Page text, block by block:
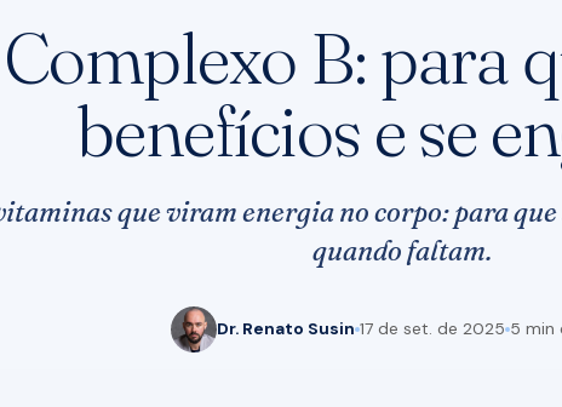
Complexo B: para
benefícios e se
que viram energia no corpo: para que
quando faltam.
Dr. Renato Susin 17 de set. de 2025 5 min